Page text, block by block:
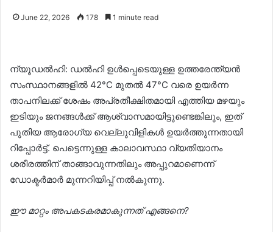
June 22, 2026 178 1 minute read
ന്യൂഡൽഹി: ഡൽഹി ഉൾപ്പെടെയുള്ള ഉത്തരേന്ത്യൻ
സംസ്ഥാനങ്ങളിൽ 42°C മുതൽ 47°C വരെ ഉയർന്ന
താപനിലക്ക് ശേഷം അപ്രതീക്ഷിതമായി എത്തിയ മഴയും
ഇടിയും ജനങ്ങൾക്ക് ആശ്വാസമായിട്ടുണ്ടെങ്കിലും, ഇത്
പുതിയ ആരോഗ്യ വെല്ലുവിളികൾ ഉയർത്തുന്നതായി
റിപ്പോർട്ട്. പെട്ടെന്നുള്ള കാലാവസ്ഥാ വ്യതിയാനം
ശരീരത്തിന് താങ്ങാവുന്നതിലും അപ്പുറമാണെന്ന്
ഡോക്ടർമാർ മുന്നറിയിപ്പ് നൽകുന്നു.
ഈ മാറ്റം അപകടകരമാകുന്നത് എങ്ങനെ?